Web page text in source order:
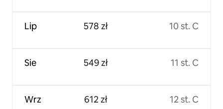
Lip
Sie
Wrz
578 zł
549 zł
612 zł
10 st. C
11 st. C
12 st. C